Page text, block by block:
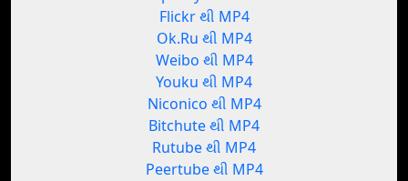
Flickr થી MP4
Ok.Ru થી MP4
Weibo થી MP4
Youku થી MP4
Niconico થી MP4
Bitchute થી MP4
Rutube થી MP4
Peertube થી MP4